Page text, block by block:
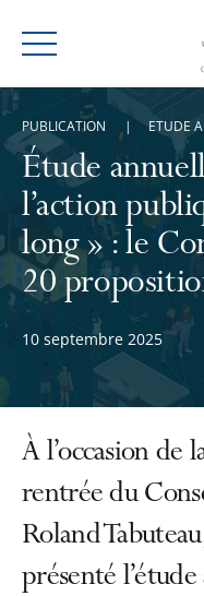
Menu
Étude
l’action
long » : le
20
10 septembre 2025
PUBLICATION ETUDE
À l’occasion de
rentrée du
Roland
présenté